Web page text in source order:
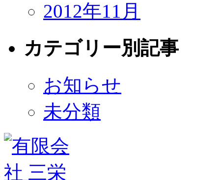
2012年11月
カテゴリー別記事
お知らせ
未分類